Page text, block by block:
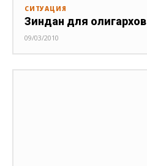
СИТУАЦИЯ
Зиндан для олигархов
09/03/2010